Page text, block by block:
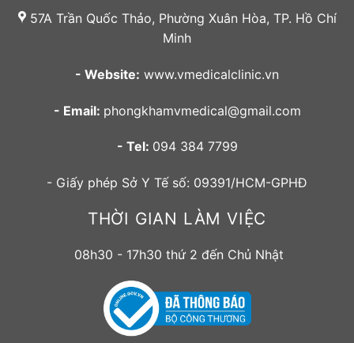
57A Trần Quốc Thảo, Phường Xuân Hòa, TP. Hồ Chí
Minh
- Website: www.vmedicalclinic.vn
- Email: phongkhamvmedical@gmail.com
- Tel: 094 384 7799
- Giấy phép Sở Y Tế số: 09391/HCM-GPHĐ
THỜI GIAN LÀM VIỆC
08h30 - 17h30 thứ 2 đến Chủ Nhật